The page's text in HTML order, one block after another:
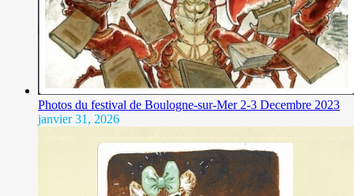
Photos du festival de Boulogne-sur-Mer 2-3 Decembre 2023
janvier 31, 2026